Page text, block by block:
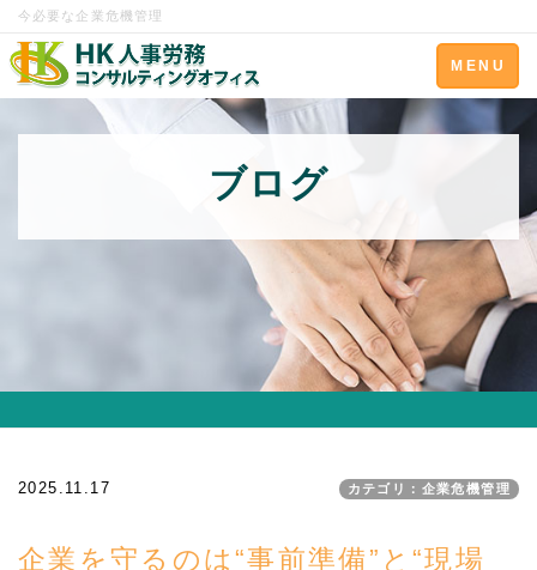
今必要な企業危機管理
Toggle
navigation
MENU
ブログ
2025.11.17 カテゴリ：企業危機管理
企業を守るのは“事前準備”と“現場